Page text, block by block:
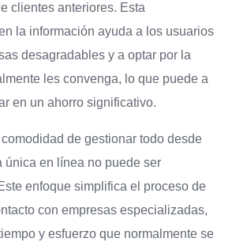
clientes anteriores. Esta
la información ayuda a los usuarios
desagradables y a optar por la
les convenga, lo que puede a
en un ahorro significativo.
de gestionar todo desde
única en línea no puede ser
enfoque simplifica el proceso de
con empresas especializadas,
y esfuerzo que normalmente se